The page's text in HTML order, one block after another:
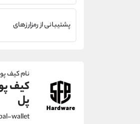
پشتیبانی از رمزارزهای
QTUM ont
نام کیف
کیف
پل